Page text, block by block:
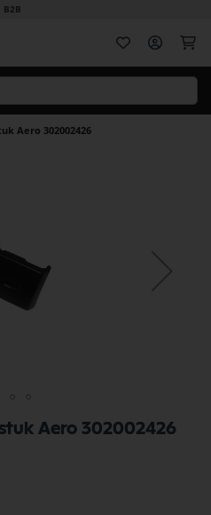
B2B
Aero 302002426
Aero 302002426